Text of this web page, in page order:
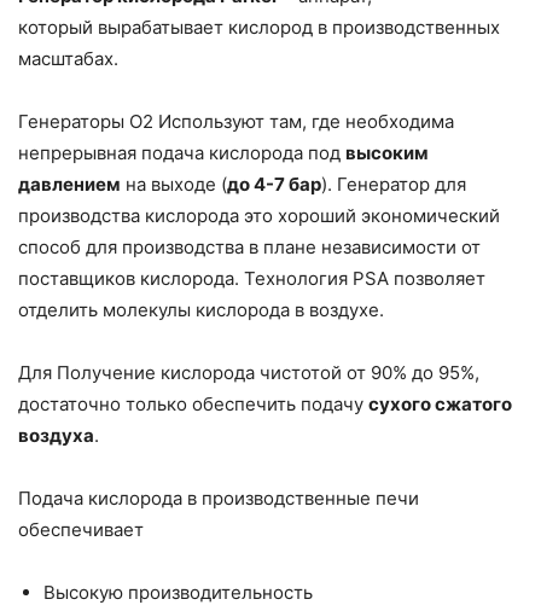
который вырабатывает кислород в производственных
масштабах.
Генераторы О2 Используют там, где необходима
непрерывная подача кислорода под высоким
давлением на выходе (до 4-7 бар). Генератор для
производства кислорода это хороший экономический
способ для производства в плане независимости от
поставщиков кислорода. Технология PSA позволяет
отделить молекулы кислорода в воздухе.
Для Получение кислорода чистотой от 90% до 95%,
достаточно только обеспечить подачу сухого сжатого
воздуха.
Подача кислорода в производственные печи
обеспечивает
Высокую производительность